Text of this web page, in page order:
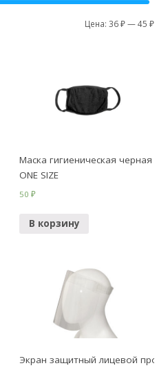
Цена: 36 ₽—45 ₽
Маска гигиеническая черная
ONE SIZE
50₽
В корзину
Экран защитный лицевой